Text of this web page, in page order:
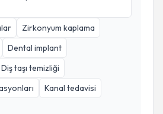
Zirkonyum kaplama
Dental implant
Diş taşı temizliği
Kanal tedavisi